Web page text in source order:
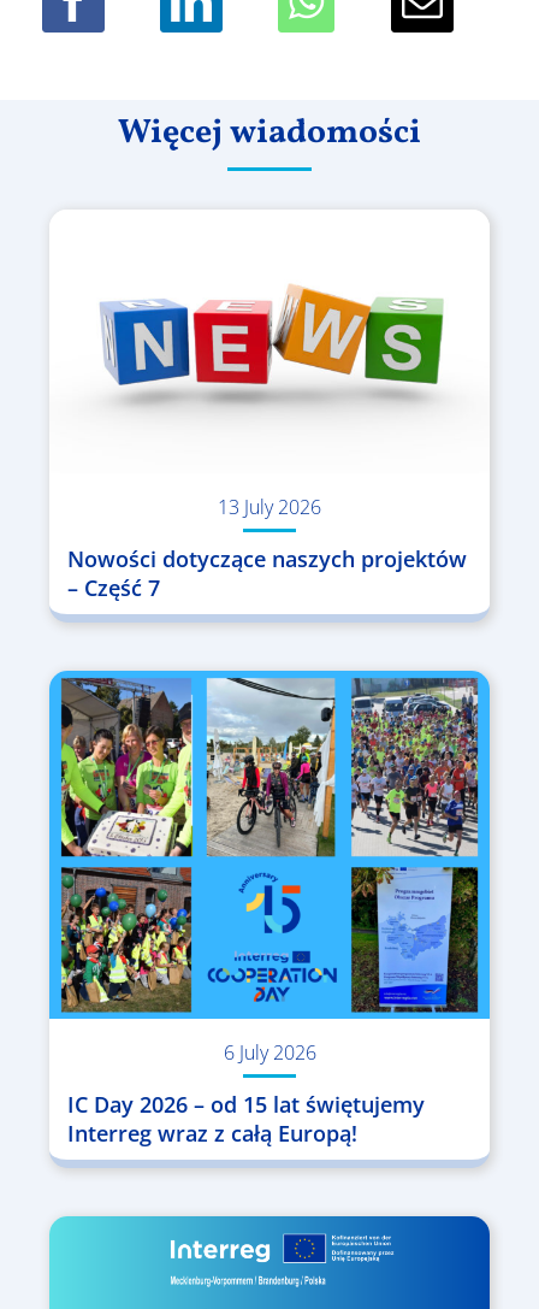
Więcej wiadomości
13 July 2026
Nowości dotyczące naszych projektów
– Część 7
6 July 2026
IC Day 2026 – od 15 lat świętujemy
Interreg wraz z całą Europą!